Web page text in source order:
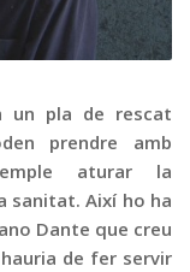
un pla de rescat
prendre amb
aturar la
sanitat. Així ho ha
Dante que creu
de fer servir